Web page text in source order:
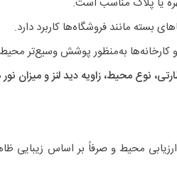
بسته مانند فروشگاه‌ها کاربرد دارد.
و کارخانه‌ها به‌منظور پوشش وسیع‌تر
نوع محیط، زاویه دید لنز و میزان
محیط و صرفاً بر اساس زیبایی